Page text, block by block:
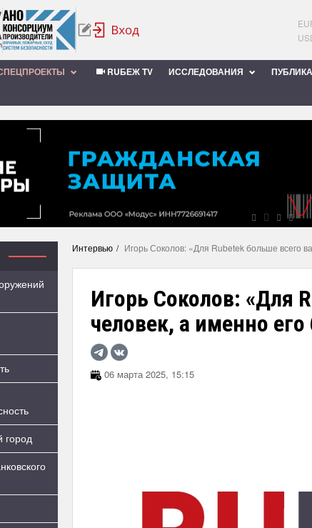
RUБЕЖ TV ИССЛЕДОВАНИЯ
город
Интервью Игорь Соколов: «Для Rubetek больше всего
Игорь Соколов: «Для
человек, а именно
06 марта 2025, 15:15